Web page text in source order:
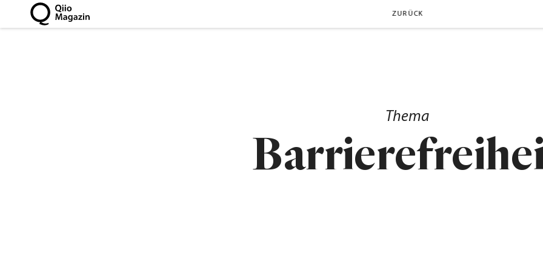
ZURÜCK
Thema